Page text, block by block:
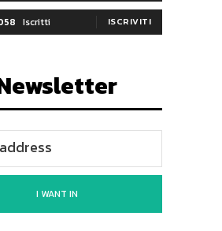
Iscritti ISCRIVITI
I WANT IN